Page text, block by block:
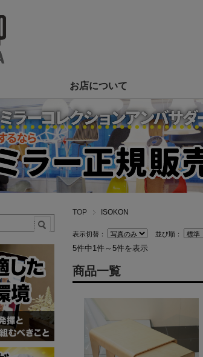
お店について
TOP ISOKON
表示切替： 並び順：
5件中1件～5件を表示
商品一覧